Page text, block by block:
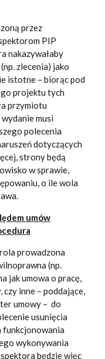
przez
PIP
nakazywałaby
zlecenia) jako
istotne – biorąc pod
projektu tych
przymiotu
musi
polecenia
dotyczących
strony będą
w sprawie,
o ile wola
umów
prowadzona
(np.
jak umowa o pracę,
czy inne – poddające,
umowy – do
usunięcia
funkcjonowania
wykonywania
będzie więc